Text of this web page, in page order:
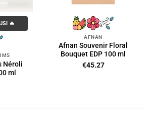
🔥
Néroli
ml
AFNAN
Afnan Souvenir Floral
Bouquet EDP 100 ml
€45.27